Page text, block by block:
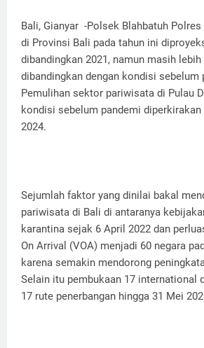
Bali, Gianyar -Polsek Blahbatuh
di Provinsi Bali pada tahun ini
dibandingkan 2021, namun masih lebih
dibandingkan dengan kondisi sebelum
Pemulihan sektor pariwisata di Pulau
kondisi sebelum pandemi
2024.
Sejumlah faktor yang dinilai bakal
pariwisata di Bali di antaranya
karantina sejak 6 April 2022 dan
On Arrival (VOA) menjadi 60 negara
karena semakin mendorong
Selain itu pembukaan 17 international
17 rute penerbangan hingga 31 Mei